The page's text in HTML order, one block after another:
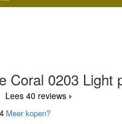
Coral 0203 Light
Lees 40 reviews
Meer kopen?